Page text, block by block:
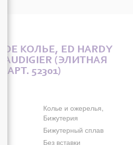
КОЛЬЕ, ED HARDY
AUDIGIER (ЭЛИТНАЯ
52301)
Колье и ожерелья,
Бижутерия
Бижутерный сплав
Без вставки